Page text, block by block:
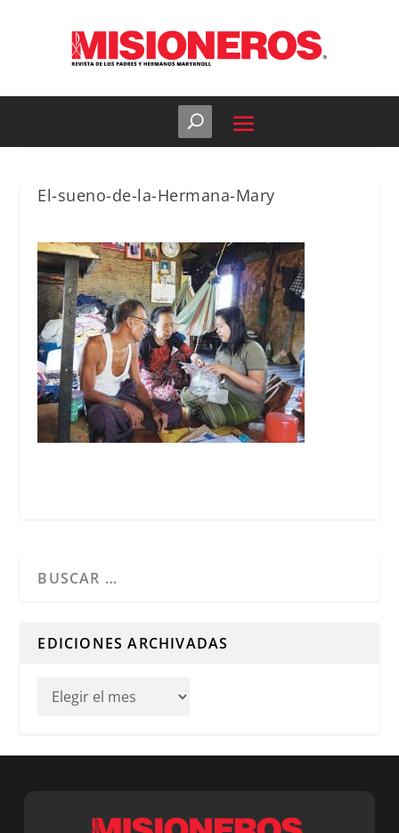
El-sueno-de-la-Hermana-Mary
EDICIONES ARCHIVADAS